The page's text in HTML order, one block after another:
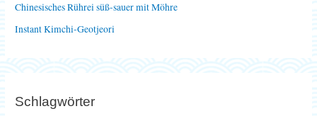
:Chinesisches Rührei süß-sauer mit Möhre
Instant Kimchi-Geotjeori
Schlagwörter